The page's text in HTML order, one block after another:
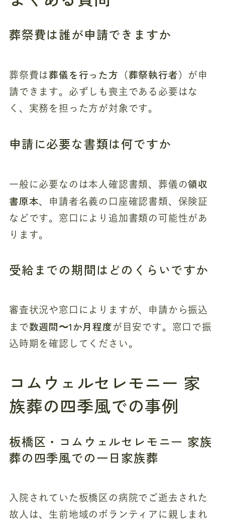
葬祭費は誰が申請できますか
葬祭費は 葬儀を行った方（葬祭執行者）
が申
請できます。必ずしも喪主である必要はな
く、実務を担った方が対象です。
申請に必要な書類は何ですか
一般に必要なのは本人確認書類、葬儀の領収
書原本 、申請者名義の口座確認書類、保険証
などです。窓口により追加書類の可能性があ
ります。
受給までの期間はどのくらいですか
審査状況や窓口によりますが、申請から振込
まで数週間〜1か月程度 が目安です。窓口で振
込時期を確認してください。
コムウェルセレモニー 家
族葬の四季風での事例
板橋区・コムウェルセレモニー 家族
葬の四季風での一日家族葬
入院されていた板橋区の病院でご逝去された
故人は、生前地域のボランティアに親しまれ